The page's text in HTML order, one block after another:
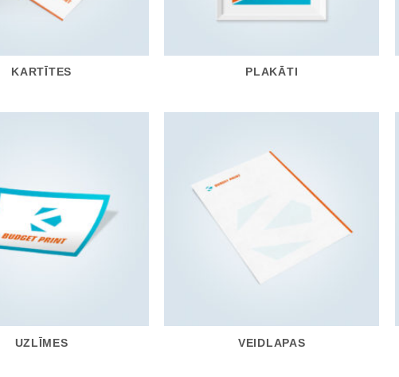
KARTĪTES PLAKĀTI
UZLĪMES VEIDLAPAS